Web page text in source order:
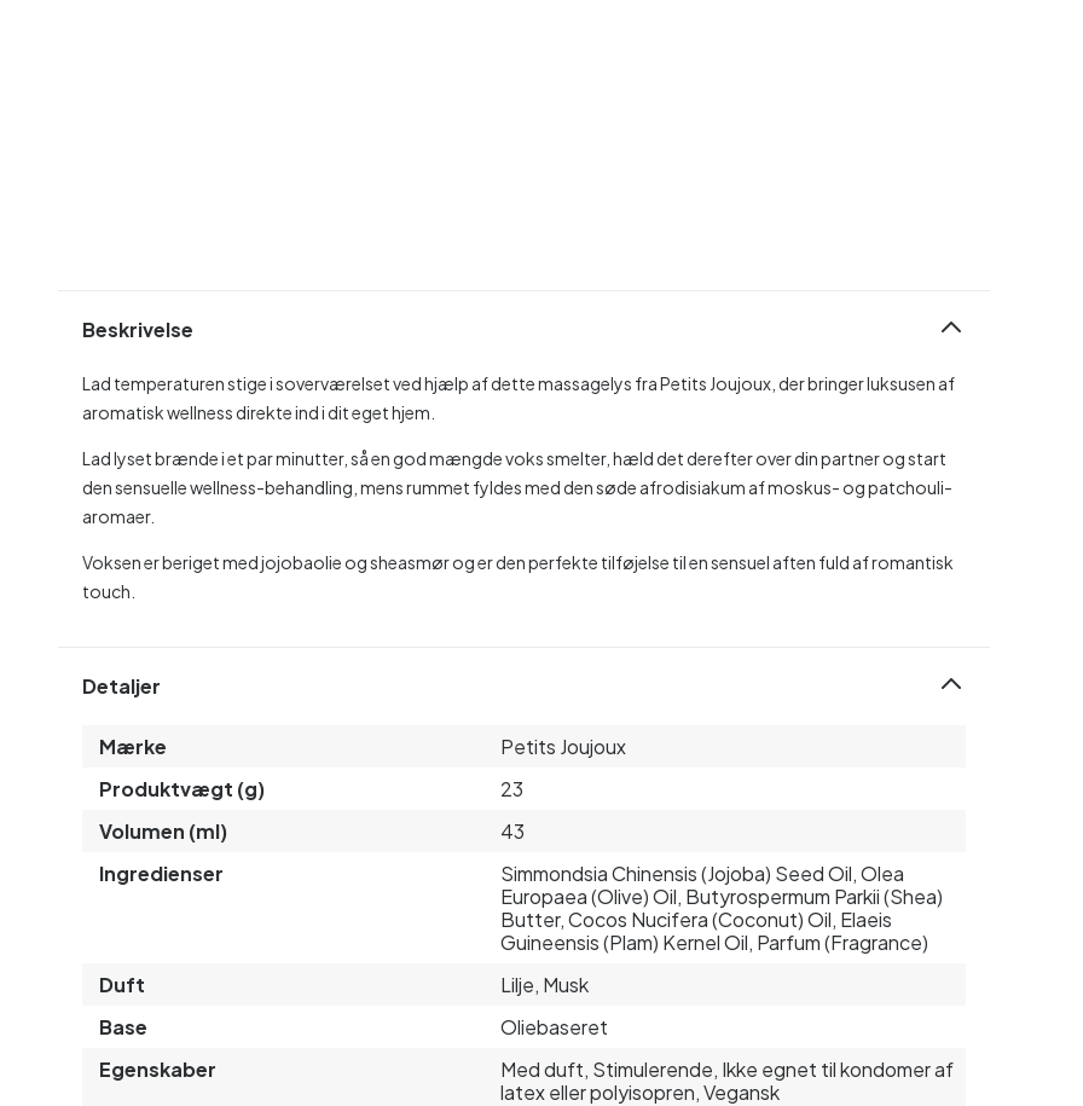
Beskrivelse
Lad temperaturen stige i soverværelset ved hjælp af dette massagelys fra Petits Joujoux, der bringer luksusen af ​​
aromatisk wellness direkte ind i dit eget hjem.
Lad lyset brænde i et par minutter, så en god mængde voks smelter, hæld det derefter over din partner og start
den sensuelle wellness-behandling, mens rummet fyldes med den søde afrodisiakum af moskus- og patchouli-
aromaer.
Voksen er beriget med jojobaolie og sheasmør og er den perfekte tilføjelse til en sensuel aften fuld af romantisk
touch.
Detaljer
Mærke
Petits Joujoux
Produktvægt (g)
23
Volumen (ml)
43
Ingredienser
Simmondsia Chinensis (Jojoba) Seed Oil, Olea
Europaea (Olive) Oil, Butyrospermum Parkii (Shea)
Butter, Cocos Nucifera (Coconut) Oil, Elaeis
Guineensis (Plam) Kernel Oil, Parfum (Fragrance)
Duft
Lilje, Musk
Base
Oliebaseret
Egenskaber
Med duft, Stimulerende, Ikke egnet til kondomer af
latex eller polyisopren, Vegansk